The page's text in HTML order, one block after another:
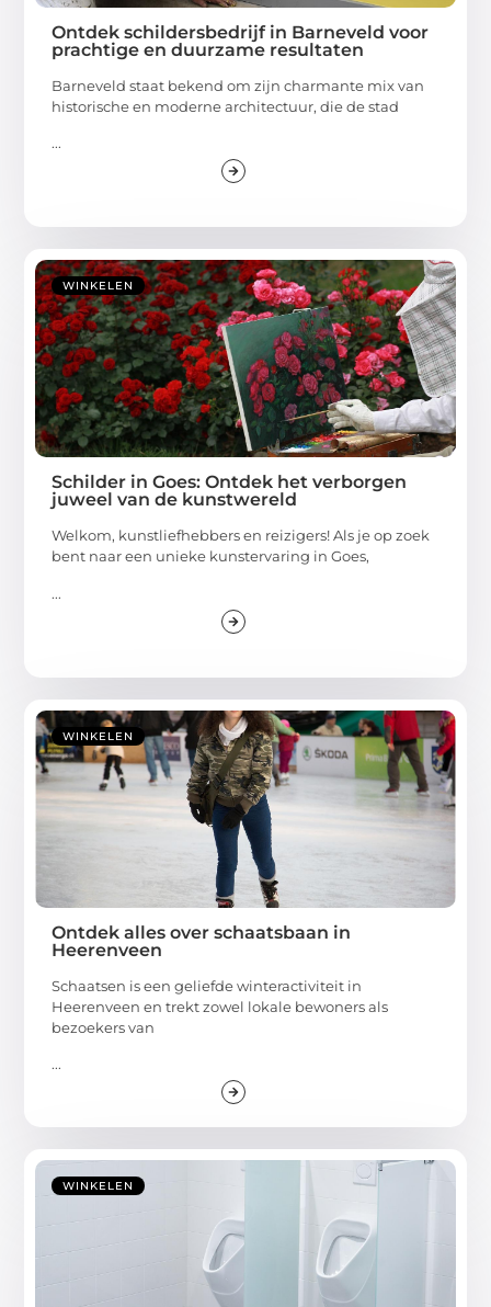
Ontdek schildersbedrijf in Barneveld voor
prachtige en duurzame resultaten
Barneveld staat bekend om zijn charmante mix van
historische en moderne architectuur, die de stad
...
WINKELEN
Schilder in Goes: Ontdek het verborgen
juweel van de kunstwereld
Welkom, kunstliefhebbers en reizigers! Als je op zoek
bent naar een unieke kunstervaring in Goes,
...
WINKELEN
Ontdek alles over schaatsbaan in
Heerenveen
Schaatsen is een geliefde winteractiviteit in
Heerenveen en trekt zowel lokale bewoners als
bezoekers van
...
WINKELEN